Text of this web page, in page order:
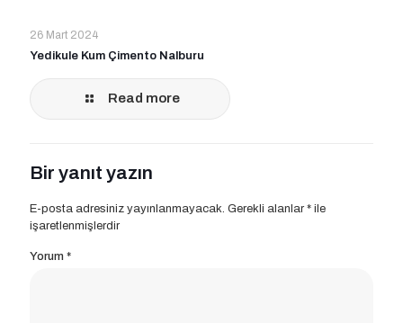
26 Mart 2024
Yedikule Kum Çimento Nalburu
Read more
Bir yanıt yazın
E-posta adresiniz yayınlanmayacak. Gerekli alanlar * ile
işaretlenmişlerdir
Yorum *